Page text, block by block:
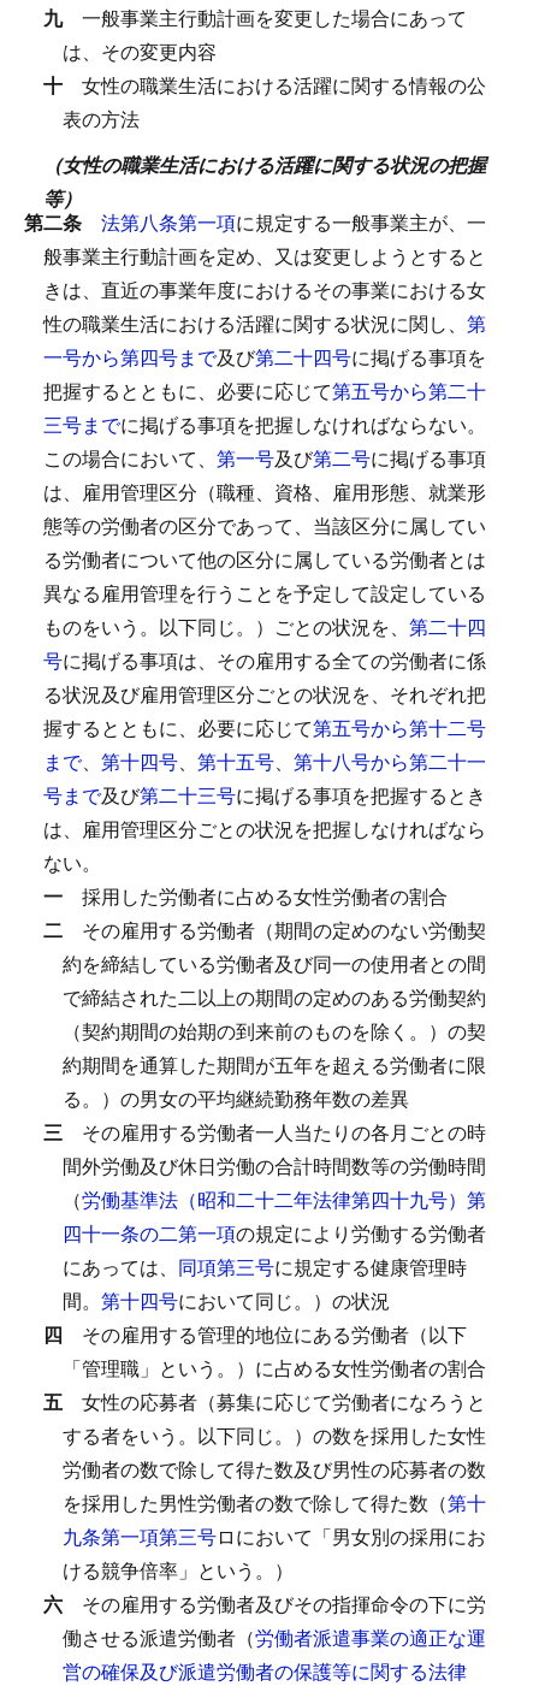
九 一般事業主行動計画を変更した場合にあって
は、その変更内容
十 女性の職業生活における活躍に関する情報の公
表の方法
（女性の職業生活における活躍に関する状況の把握
等）
第二条 法第八条第一項に規定する一般事業主が、一
般事業主行動計画を定め、又は変更しようとすると
きは、直近の事業年度におけるその事業における女
性の職業生活における活躍に関する状況に関し、 第
一号から第四号まで及び第二十四号に掲げる事項を
把握するとともに、必要に応じて第五号から第二十
三号までに掲げる事項を把握しなければならない。
この場合において、 第一号及び第二号に掲げる事項
は、雇用管理区分（職種、資格、雇用形態、就業形
態等の労働者の区分であって、当該区分に属してい
る労働者について他の区分に属している労働者とは
異なる雇用管理を行うことを予定して設定している
ものをいう。以下同じ。）ごとの状況を、 第二十四
号に掲げる事項は、その雇用する全ての労働者に係
る状況及び雇用管理区分ごとの状況を、それぞれ把
握するとともに、必要に応じて第五号から第十二号
まで、 第十四号、 第十五号、 第十八号から第二十一
号まで及び第二十三号に掲げる事項を把握するとき
は、雇用管理区分ごとの状況を把握しなければなら
ない。
一 採用した労働者に占める女性労働者の割合
二 その雇用する労働者（期間の定めのない労働契
約を締結している労働者及び同一の使用者との間
で締結された二以上の期間の定めのある労働契約
（契約期間の始期の到来前のものを除く。）の契
約期間を通算した期間が五年を超える労働者に限
る。）の男女の平均継続勤務年数の差異
三 その雇用する労働者一人当たりの各月ごとの時
間外労働及び休日労働の合計時間数等の労働時間
（労働基準法（昭和二十二年法律第四十九号）第
四十一条の二第一項の規定により労働する労働者
にあっては、 同項第三号に規定する健康管理時
間。 第十四号において同じ。）の状況
四 その雇用する管理的地位にある労働者（以下
「管理職」という。）に占める女性労働者の割合
五 女性の応募者（募集に応じて労働者になろうと
する者をいう。以下同じ。）の数を採用した女性
労働者の数で除して得た数及び男性の応募者の数
を採用した男性労働者の数で除して得た数（第十
九条第一項第三号ロにおいて「男女別の採用にお
ける競争倍率」という。）
六 その雇用する労働者及びその指揮命令の下に労
働させる派遣労働者（労働者派遣事業の適正な運
営の確保及び派遣労働者の保護等に関する法律